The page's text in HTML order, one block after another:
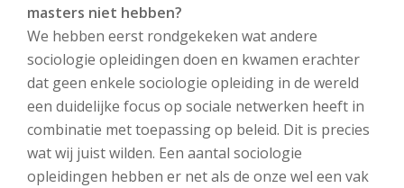
masters niet hebben?
We hebben eerst rondgekeken wat andere
sociologie opleidingen doen en kwamen erachter
dat geen enkele sociologie opleiding in de wereld
een duidelijke focus op sociale netwerken heeft in
combinatie met toepassing op beleid. Dit is precies
wat wij juist wilden. Een aantal sociologie
opleidingen hebben er net als de onze wel een vak